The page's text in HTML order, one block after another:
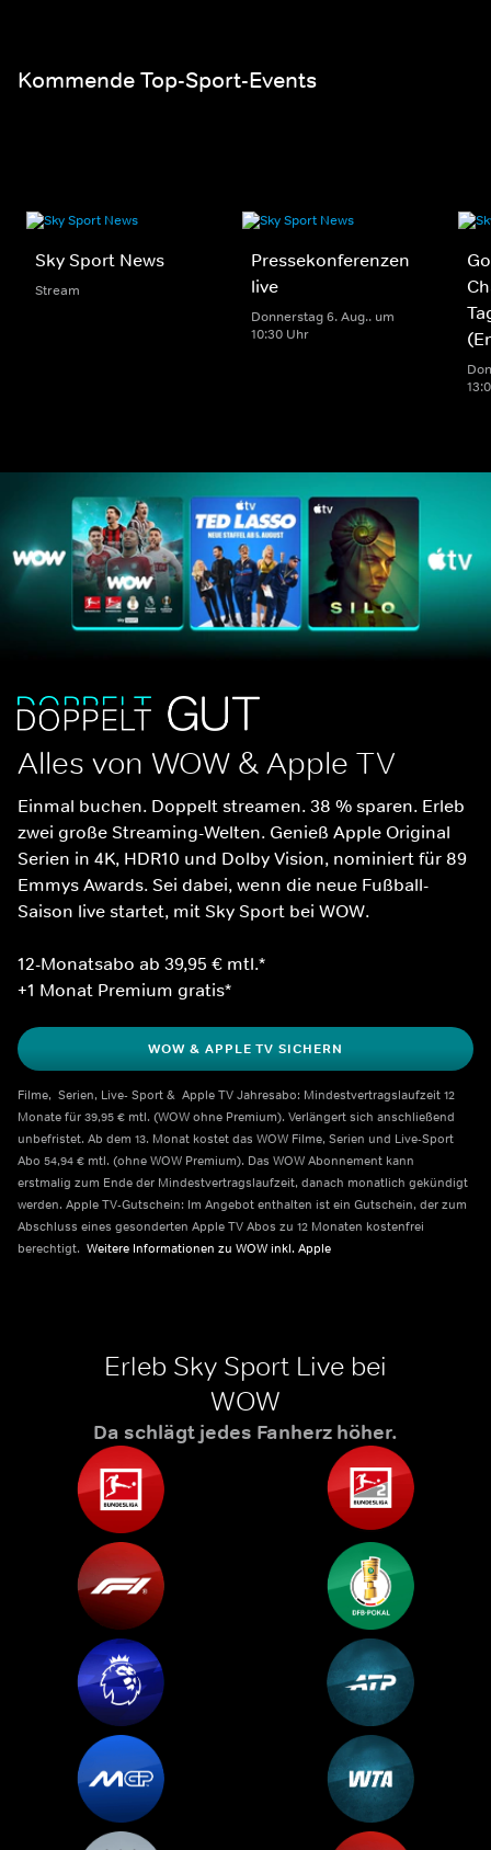
Kommende Top-Sport-Events
Sky Sport News
Stream
Pressekonferenzen
live
Donnerstag 6. Aug.. um
10:30 Uhr
Alles von WOW & Apple TV
Einmal buchen. Doppelt streamen. 38 % sparen. Erleb
zwei große Streaming-Welten. Genieß Apple Original
Serien in 4K, HDR10 und Dolby Vision, nominiert für 89
Emmys Awards. Sei dabei, wenn die neue Fußball-
Saison live startet, mit Sky Sport bei WOW.
12-Monatsabo ab 39,95 € mtl.*
+1 Monat Premium gratis*
WOW & APPLE TV SICHERN
Filme,  Serien, Live- Sport &  Apple TV Jahresabo: Mindestvertragslaufzeit 12
Monate für 39,95 € mtl. (WOW ohne Premium). Verlängert sich anschließend
unbefristet. Ab dem 13. Monat kostet das WOW Filme, Serien und Live-Sport
Abo 54,94 € mtl. (ohne WOW Premium). Das WOW Abonnement kann
erstmalig zum Ende der Mindestvertragslaufzeit, danach monatlich gekündigt
werden. Apple TV-Gutschein: Im Angebot enthalten ist ein Gutschein, der zum
Abschluss eines gesonderten Apple TV Abos zu 12 Monaten kostenfrei
berechtigt. Weitere Informationen zu WOW inkl. Apple
Erleb Sky Sport Live bei
WOW
Da schlägt jedes Fanherz höher.